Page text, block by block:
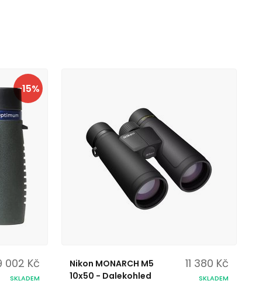
-15%
002 Kč
SKLADEM
Nikon MONARCH M5
10x50 - Dalekohled
11 380 Kč
SKLADEM